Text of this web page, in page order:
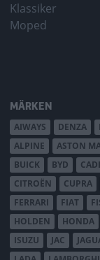
Klassiker
Moped
MÄRKEN
AIWAYS DENZA
ALPINE
ASTON
BUICK
BYD
CITROËN
CUPRA
FERRARI
FIAT
HOLDEN
HONDA
ISUZU
JAC